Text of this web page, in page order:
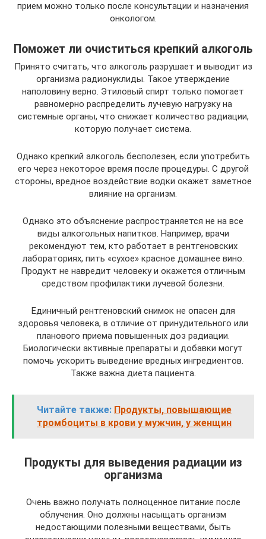
прием можно только после консультации и назначения
онкологом.
Поможет ли очиститься крепкий алкоголь
Принято считать, что алкоголь разрушает и выводит из
организма радионуклиды. Такое утверждение
наполовину верно. Этиловый спирт только помогает
равномерно распределить лучевую нагрузку на
системные органы, что снижает количество радиации,
которую получает система.
Однако крепкий алкоголь бесполезен, если употребить
его через некоторое время после процедуры. С другой
стороны, вредное воздействие водки окажет заметное
влияние на организм.
Однако это объяснение распространяется не на все
виды алкогольных напитков. Например, врачи
рекомендуют тем, кто работает в рентгеновских
лабораториях, пить «сухое» красное домашнее вино.
Продукт не навредит человеку и окажется отличным
средством профилактики лучевой болезни.
Единичный рентгеновский снимок не опасен для
здоровья человека, в отличие от принудительного или
планового приема повышенных доз радиации.
Биологически активные препараты и добавки могут
помочь ускорить выведение вредных ингредиентов.
Также важна диета пациента.
Читайте также: Продукты, повышающие
тромбоциты в крови у мужчин, у женщин
Продукты для выведения радиации из
организма
Очень важно получать полноценное питание после
облучения. Оно должны насыщать организм
недостающими полезными веществами, быть